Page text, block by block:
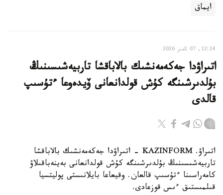
ايماق
12:24, 07 تامىز 2026
اتىراۋدا جەكەمەنشىك بالاباقشا تاربيەشىسىنىڭ
بۇلدىرشىنگە كۇش قولدانعانى ۆيدەوعا ءتۇسىپ
قالدى
اتىراۋ. KAZINFORM - اتىراۋدا جەكەمەنشىك بالاباقشا
تاربيەشىسىنىڭ بۇلدىرشىنگە كۇش قولدانعانى بەينەباقىلاۋ
كامەراسىنا ءتۇسىپ قالعان. وقيعاعا بايلانىستى پوليتسيا
قىلمىستىق ءىس قوزعادى.